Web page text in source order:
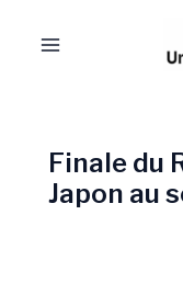
Finale du
Japon au
des